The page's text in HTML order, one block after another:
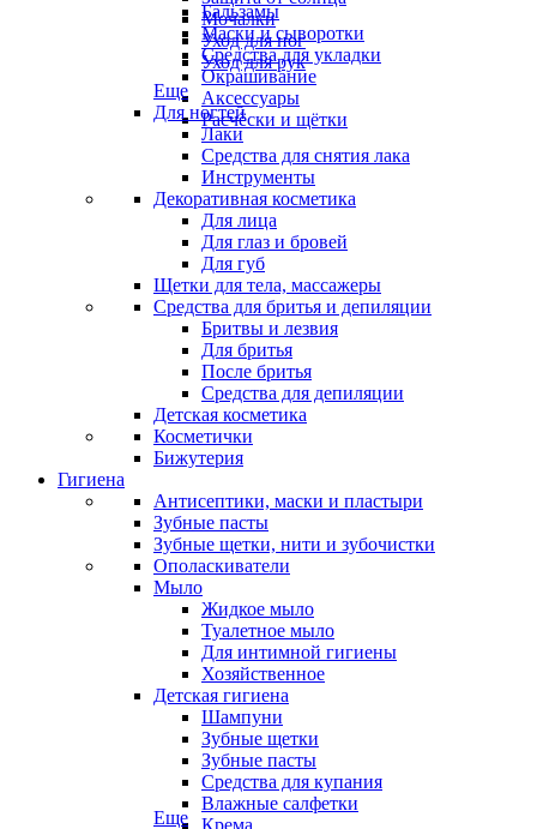
Мочалки
Уход для ног
Уход для рук
Бальзамы
Маски и сыворотки
Средства для укладки
Окрашивание
Аксессуары
Расчёски и щётки
Еще
Для ногтей
Лаки
Средства для снятия лака
Инструменты
Декоративная косметика
Для лица
Для глаз и бровей
Для губ
Щетки для тела, массажеры
Средства для бритья и депиляции
Бритвы и лезвия
Для бритья
После бритья
Средства для депиляции
Детская косметика
Косметички
Бижутерия
Гигиена
Антисептики, маски и пластыри
Зубные пасты
Зубные щетки, нити и зубочистки
Ополаскиватели
Мыло
Жидкое мыло
Туалетное мыло
Для интимной гигиены
Хозяйственное
Детская гигиена
Шампуни
Зубные щетки
Зубные пасты
Средства для купания
Влажные салфетки
Крема
Еще